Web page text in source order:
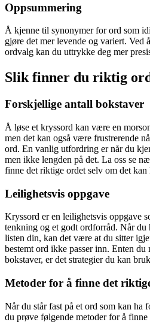
Oppsummering
Å kjenne til synonymer for ord som
gjøre det mer levende og variert. Ved
ordvalg kan du uttrykke deg mer
Slik finner du riktig
Forskjellige antall bokstaver
Å løse et kryssord kan være en
men det kan også være frustrerende
ord. En vanlig utfordring er når du
men ikke lengden på det. La oss se
finne det riktige ordet selv om det
Leilighetsvis oppgave
Kryssord er en leilighetsvis oppgave
tenkning og et godt ordforråd. Når du
listen din, kan det være at du sitter
bestemt ord ikke passer inn. Enten du
bokstaver, er det strategier du kan
Metoder for å finne det
Når du står fast på et ord som kan ha
du prøve følgende metoder for å finne